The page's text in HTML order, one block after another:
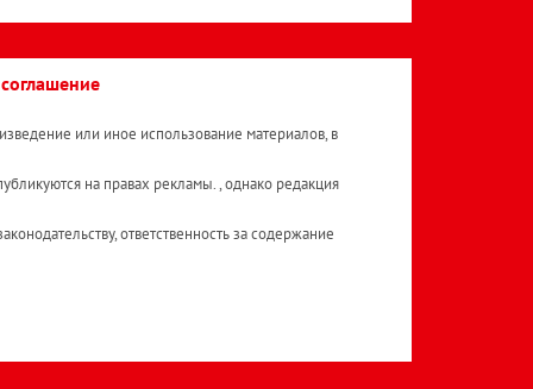
или иное использование материалов, в
на правах рекламы. , однако редакция
ответственность за содержание